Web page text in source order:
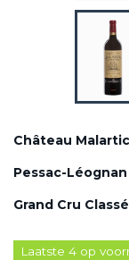
Château
Pessac-Léognan
Grand Cru
Laatste 4 op